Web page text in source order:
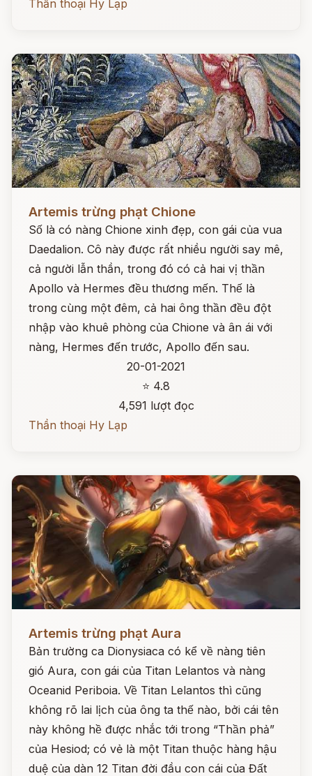
Thần thoại Hy Lạp
Artemis trừng phạt Chione
Số là có nàng Chione xinh đẹp, con gái của vua
Daedalion. Cô này được rất nhiều người say mê,
cả người lẫn thần, trong đó có cả hai vị thần
Apollo và Hermes đều thương mến. Thế là
trong cùng một đêm, cả hai ông thần đều đột
nhập vào khuê phòng của Chione và ân ái với
nàng, Hermes đến trước, Apollo đến sau.
20-01-2021
⭐ 4.8
4,591 lượt đọc
Thần thoại Hy Lạp
Artemis trừng phạt Aura
Bản trường ca Dionysiaca có kể về nàng tiên
gió Aura, con gái của Titan Lelantos và nàng
Oceanid Periboia. Về Titan Lelantos thì cũng
không rõ lai lịch của ông ta thế nào, bởi cái tên
này không hề được nhắc tới trong “Thần phả”
của Hesiod; có vẻ là một Titan thuộc hàng hậu
duệ của dàn 12 Titan đời đầu con cái của Đất